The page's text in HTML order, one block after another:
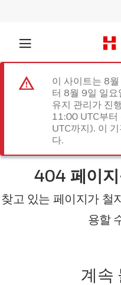
이 사이트는 8
터 8월 9일 일
유지 관리가 진
11:00 UTC부
UTC까지). 이
다.
404 페이
찾고 있는 페이지가 철
용할
계속